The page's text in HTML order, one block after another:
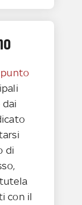
punto
dai
di
tutela
con il